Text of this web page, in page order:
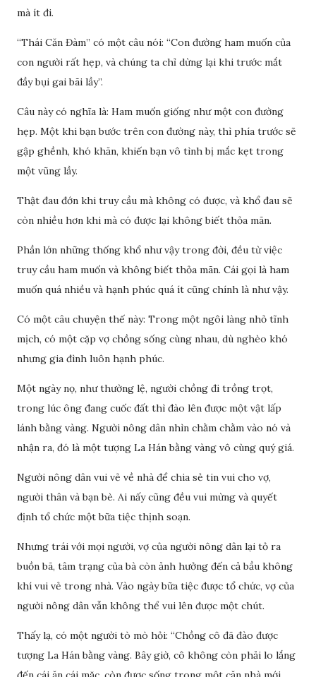
mà ít đi.
“Thái Căn Đàm” có một câu nói: “Con đường ham muốn của
con người rất hẹp, và chúng ta chỉ dừng lại khi trước mắt
đầy bụi gai bãi lầy”.
Câu này có nghĩa là: Ham muốn giống như một con đường
hẹp. Một khi bạn bước trên con đường này, thì phía trước sẽ
gập ghềnh, khó khăn, khiến bạn vô tình bị mắc kẹt trong
một vũng lầy.
Thật đau đớn khi truy cầu mà không có được, và khổ đau sẽ
còn nhiều hơn khi mà có được lại không biết thỏa mãn.
Phần lớn những thống khổ như vậy trong đời, đều từ việc
truy cầu ham muốn và không biết thỏa mãn. Cái gọi là ham
muốn quá nhiều và hạnh phúc quá ít cũng chính là như vậy.
Có một câu chuyện thế này: Trong một ngôi làng nhỏ tĩnh
mịch, có một cặp vợ chồng sống cùng nhau, dù nghèo khó
nhưng gia đình luôn hạnh phúc.
Một ngày nọ, như thường lệ, người chồng đi trồng trọt,
trong lúc ông đang cuốc đất thì đào lên được một vật lấp
lánh bằng vàng. Người nông dân nhìn chằm chằm vào nó và
nhận ra, đó là một tượng La Hán bằng vàng vô cùng quý giá.
Người nông dân vui vẻ về nhà để chia sẻ tin vui cho vợ,
người thân và bạn bè. Ai nấy cũng đều vui mừng và quyết
định tổ chức một bữa tiệc thịnh soạn.
Nhưng trái với mọi người, vợ của người nông dân lại tỏ ra
buồn bã, tâm trạng của bà còn ảnh hưởng đến cả bầu không
khí vui vẻ trong nhà. Vào ngày bữa tiệc được tổ chức, vợ của
người nông dân vẫn không thể vui lên được một chút.
Thấy lạ, có một người tò mò hỏi: “Chồng cô đã đào được
tượng La Hán bằng vàng. Bây giờ, cô không còn phải lo lắng